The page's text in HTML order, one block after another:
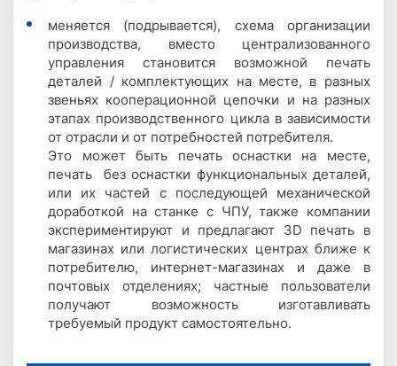
меняется (подрывается), схема организации
производства, вместо централизованного
управления становится возможной печать
деталей / комплектующих на месте, в разных
звеньях кооперационной цепочки и на разных
этапах производственного цикла в зависимости
от отрасли и от потребностей потребителя.
Это может быть печать оснастки на месте,
печать без оснастки функциональных деталей,
или их частей с последующей механической
доработкой на станке с ЧПУ, также компании
экспериментируют и предлагают 3D печать в
магазинах или логистических центрах ближе к
потребителю, интернет-магазинах и даже в
почтовых отделениях; частные пользователи
получают возможность изготавливать
требуемый продукт самостоятельно.